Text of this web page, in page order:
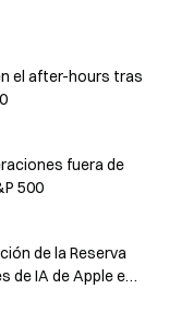
el after-hours tras
fuera de
500
de la Reserva
de IA de Apple en